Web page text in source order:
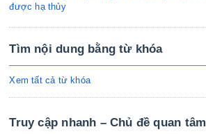
được hạ thủy
Tìm nội dung bằng từ khóa
Xem tất cả từ khóa
Truy cập nhanh – Chủ đề quan tâm